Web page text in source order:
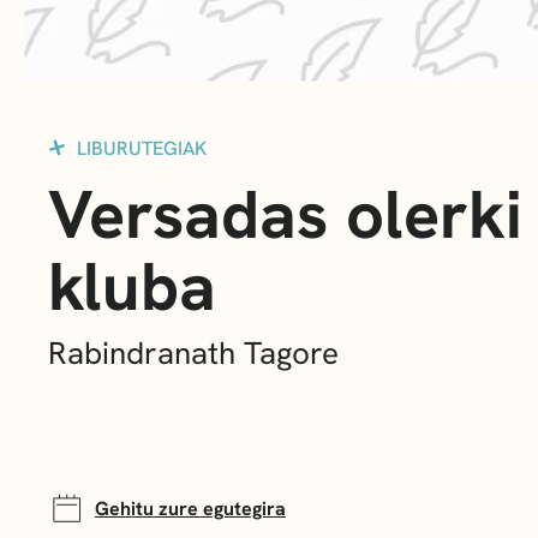
LIBURUTEGIAK
Versadas olerki
kluba
Rabindranath Tagore
Gehitu zure egutegira